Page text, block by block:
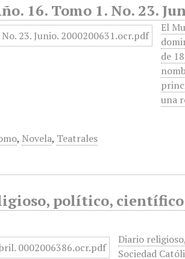
16. Tomo 1. No. 23.
El
de
una
, Novela, Teatrales
político,
Diario
Sociedad